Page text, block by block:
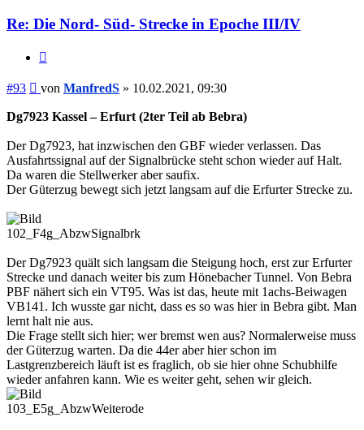
Re: Die Nord- Süd- Strecke in Epoche III/IV
#93 Beitrag
von ManfredS » 10.02.2021, 09:30
Dg7923 Kassel – Erfurt (2ter Teil ab Bebra)
Der Dg7923, hat inzwischen den GBF wieder verlassen. Das
Ausfahrtssignal auf der Signalbrücke steht schon wieder auf Halt.
Da waren die Stellwerker aber saufix.
Der Güterzug bewegt sich jetzt langsam auf die Erfurter Strecke zu.
102_F4g_AbzwSignalbrk
Der Dg7923 quält sich langsam die Steigung hoch, erst zur Erfurter
Strecke und danach weiter bis zum Hönebacher Tunnel. Von Bebra
PBF nähert sich ein VT95. Was ist das, heute mit 1achs-Beiwagen
VB141. Ich wusste gar nicht, dass es so was hier in Bebra gibt. Man
lernt halt nie aus.
Die Frage stellt sich hier; wer bremst wen aus? Normalerweise muss
der Güterzug warten. Da die 44er aber hier schon im
Lastgrenzbereich läuft ist es fraglich, ob sie hier ohne Schubhilfe
wieder anfahren kann. Wie es weiter geht, sehen wir gleich.
103_E5g_AbzwWeiterode